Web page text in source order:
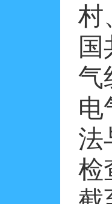
村
国
气
电
法
检